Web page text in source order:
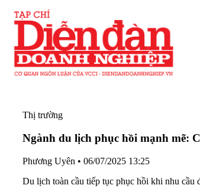
Thị trường
Ngành du lịch phục hồi mạnh mẽ:
Phương Uyên • 06/07/2025 13:25
Du lịch toàn cầu tiếp tục phục hồi khi nhu cầu